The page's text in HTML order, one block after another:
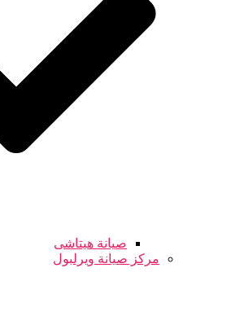
صيانة هيتاشى
مركز صيانة ويرلبول